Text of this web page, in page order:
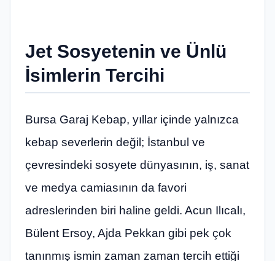
Jet Sosyetenin ve Ünlü
İsimlerin Tercihi
Bursa Garaj Kebap, yıllar içinde yalnızca
kebap severlerin değil; İstanbul ve
çevresindeki sosyete dünyasının, iş, sanat
ve medya camiasının da favori
adreslerinden biri haline geldi. Acun Ilıcalı,
Bülent Ersoy, Ajda Pekkan gibi pek çok
tanınmış ismin zaman zaman tercih ettiği